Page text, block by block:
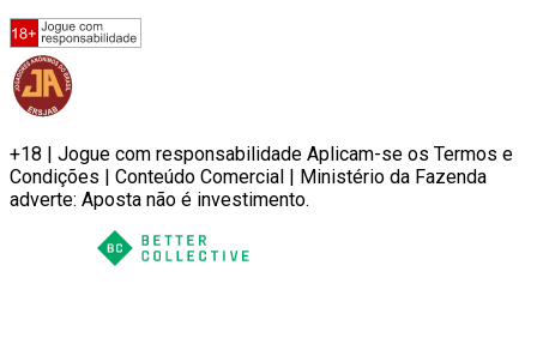
+18 | Jogue com responsabilidade Aplicam-se os Termos e
Condições | Conteúdo Comercial | Ministério da Fazenda
adverte: Aposta não é investimento.